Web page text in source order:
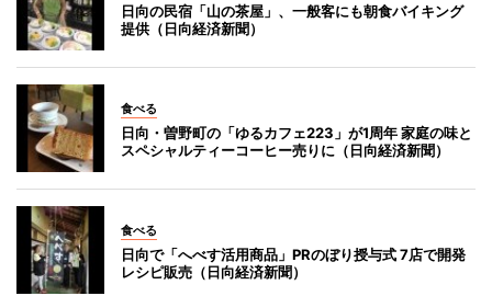
日向の民宿「山の茶屋」、一般客にも朝食バイキング
提供（日向経済新聞）
食べる
日向・曽野町の「ゆるカフェ223」が1周年 家庭の味と
スペシャルティーコーヒー売りに（日向経済新聞）
食べる
日向で「へべす活用商品」PRのぼり授与式 7店で開発
レシピ販売（日向経済新聞）